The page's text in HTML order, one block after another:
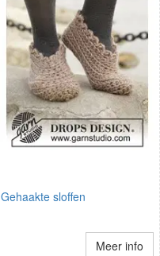
Gehaakte sloffen
Meer info